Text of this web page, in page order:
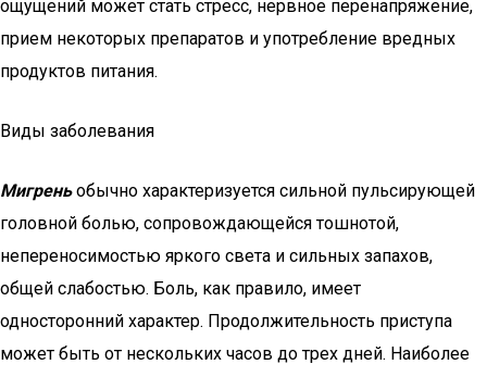
ощущений может стать стресс, нервное перенапряжение,
прием некоторых препаратов и употребление вредных
продуктов питания.
Виды заболевания
Мигреньобычно характеризуется сильной пульсирующей
головной болью, сопровождающейся тошнотой,
непереносимостью яркого света и сильных запахов,
общей слабостью. Боль, как правило, имеет
односторонний характер. Продолжительность приступа
может быть от нескольких часов до трех дней. Наиболее